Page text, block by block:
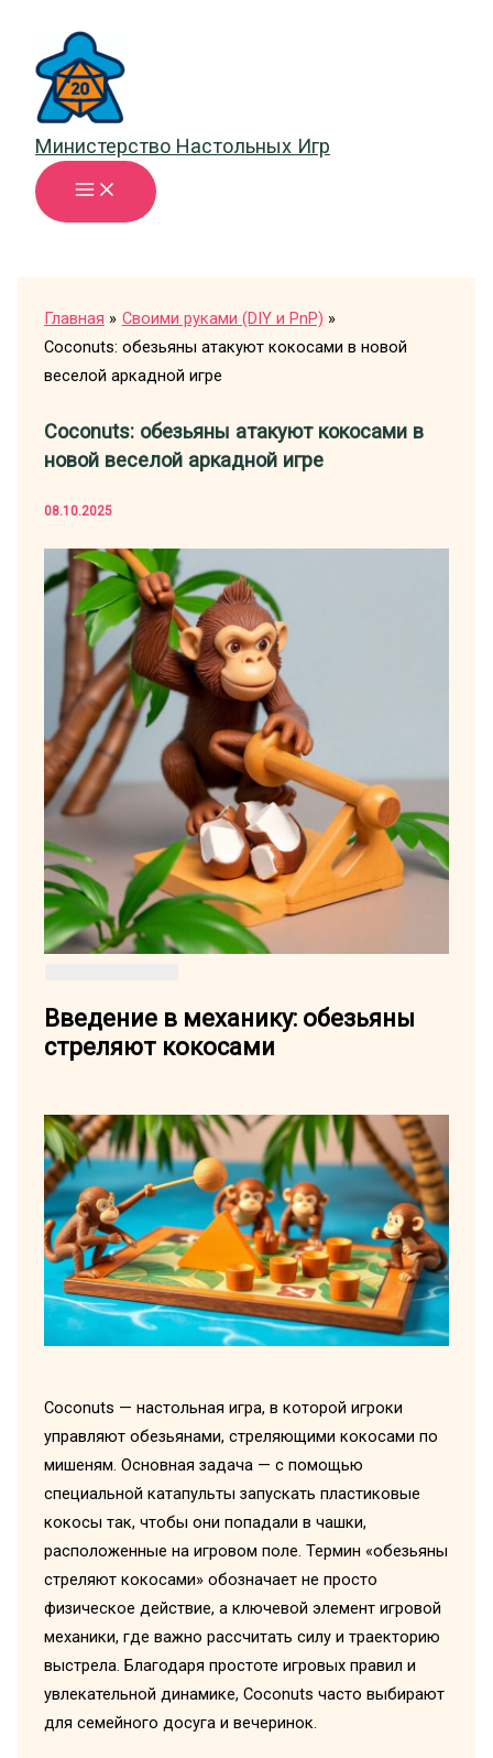
содержимому
Министерство Настольных Игр
Главная
Своими руками (DIY и PnP)
Coconuts: обезьяны атакуют кокосами в новой
веселой аркадной игре
Coconuts: обезьяны атакуют кокосами в
новой веселой аркадной игре
08.10.2025
Введение в механику: обезьяны
стреляют кокосами
Coconuts — настольная игра, в которой игроки
управляют обезьянами, стреляющими кокосами по
мишеням. Основная задача — с помощью
специальной катапульты запускать пластиковые
кокосы так, чтобы они попадали в чашки,
расположенные на игровом поле. Термин «обезьяны
стреляют кокосами» обозначает не просто
физическое действие, а ключевой элемент игровой
механики, где важно рассчитать силу и траекторию
выстрела. Благодаря простоте игровых правил и
увлекательной динамике, Coconuts часто выбирают
для семейного досуга и вечеринок.